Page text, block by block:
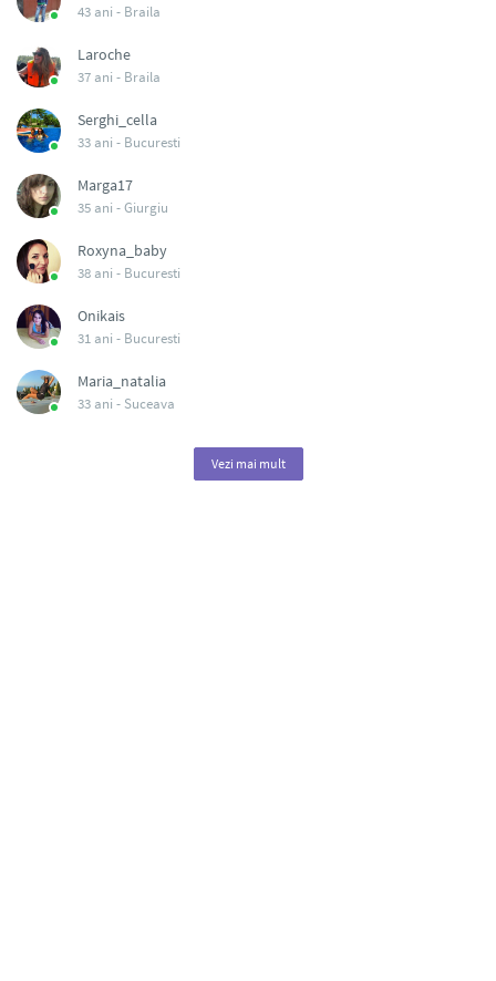
43 ani - Braila
Laroche
37 ani - Braila
Serghi_cella
33 ani - Bucuresti
Marga17
35 ani -Giurgiu
Roxyna_baby
38 ani - Bucuresti
Onikais
31 ani - Bucuresti
Maria_natalia
33 ani - Suceava
Vezi mai mult